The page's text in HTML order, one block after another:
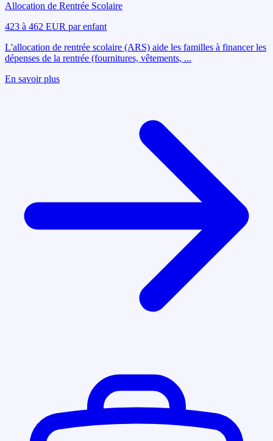
Allocation de Rentrée Scolaire
423 à 462 EUR par enfant
L'allocation de rentrée scolaire (ARS) aide les familles à financer les
dépenses de la rentrée (fournitures, vêtements, ...
En savoir plus